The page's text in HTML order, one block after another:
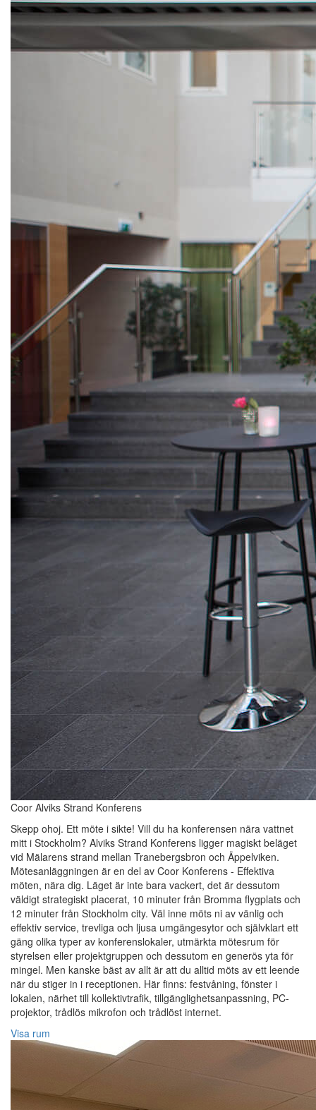
Coor Alviks Strand Konferens
Skepp ohoj. Ett möte i sikte! Vill du ha konferensen nära vattnet
mitt i Stockholm? Alviks Strand Konferens ligger magiskt beläget
vid Mälarens strand mellan Tranebergsbron och Äppelviken.
Mötesanläggningen är en del av Coor Konferens - Effektiva
möten, nära dig. Läget är inte bara vackert, det är dessutom
väldigt strategiskt placerat, 10 minuter från Bromma flygplats och
12 minuter från Stockholm city. Väl inne möts ni av vänlig och
effektiv service, trevliga och ljusa umgängesytor och självklart ett
gäng olika typer av konferenslokaler, utmärkta mötesrum för
styrelsen eller projektgruppen och dessutom en generös yta för
mingel. Men kanske bäst av allt är att du alltid möts av ett leende
när du stiger in i receptionen. Här finns: festvåning, fönster i
lokalen, närhet till kollektivtrafik, tillgänglighetsanpassning, PC-
projektor, trådlös mikrofon och trådlöst internet.
Visa rum